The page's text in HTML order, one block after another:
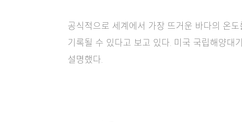
공식적으로 세계에서 가장 뜨거운 바다의 온
기록될 수 있다고 보고 있다. 미국 국립해양대
설명했다.